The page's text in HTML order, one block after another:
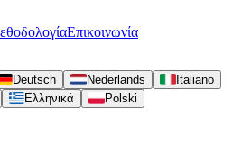
Επικοινωνία
Deutsch Nederlands
Italiano
Ελληνικά Polski